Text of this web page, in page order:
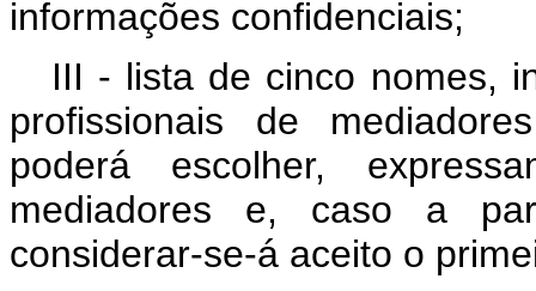
informações confidenciais;
III - lista de cinco nomes,
profissionais de
poderá escolher,
mediadores e, caso a
considerar-se-á aceito o